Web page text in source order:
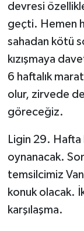
devresi
geçti. Hemen
sahadan kötü
kızışmaya
6 haftalık
olur, zirvede
göreceğiz.
Ligin 29. Hafta
oynanacak.
temsilcimiz
konuk olacak.
karşılaşma.